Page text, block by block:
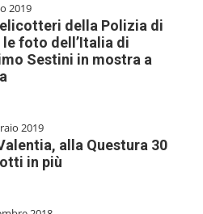
2019
della Polizia di
foto dell’Italia di
Sestini in mostra a
2019
alla Questura 30
in più